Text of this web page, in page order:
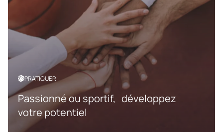
PRATIQUER
Passionné ou sportif, développez
votre potentiel